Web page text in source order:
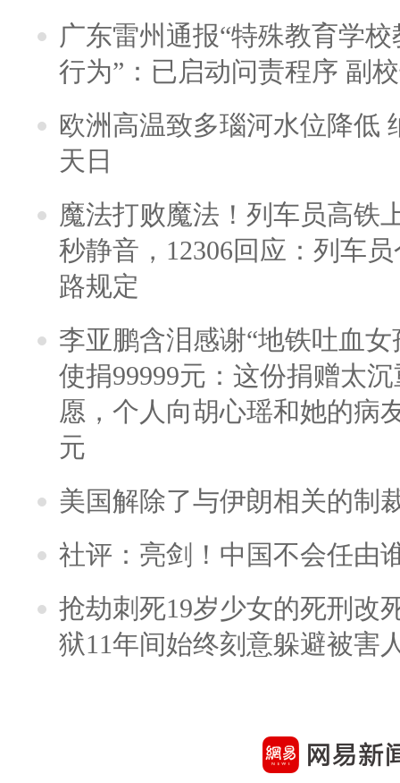
广东雷州通报“特殊教育学
行为”：已启动问责程序 副
欧洲高温致多瑙河水位降低
天日
魔法打败魔法！列车员高铁
秒静音，12306回应：列车
路规定
李亚鹏含泪感谢“地铁吐血
使捐99999元：这份捐赠太
愿，个人向胡心瑶和她的病
元
美国解除了与伊朗相关的制
社评：亮剑！中国不会任由
抢劫刺死19岁少女的死刑改
狱11年间始终刻意躲避被害